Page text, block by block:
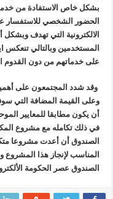
بشكل خاص الاستفادة من
الحضور الشخصي
الالكترونية التي تهدف
المستخدمين وبالتالي
على خدماتهم من دون القدوم
وقد شدد المجتمعون على
وعلى القيمة المضافة التي
أن يكون مطابقا للمعايير
في ذلك تكامله مع مشروع
الصندوق أن أعدت مشروعا
الصندوق عصر الحكومة